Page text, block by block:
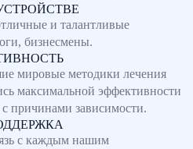
и талантливые
бизнесмены.
мировые методики лечения
максимальной эффективности
причинами зависимости.
с каждым нашим